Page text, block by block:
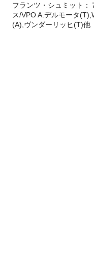
フランツ・シュミット
ス/VPO A.デルモータ
(A),ヴンダーリッヒ(T)